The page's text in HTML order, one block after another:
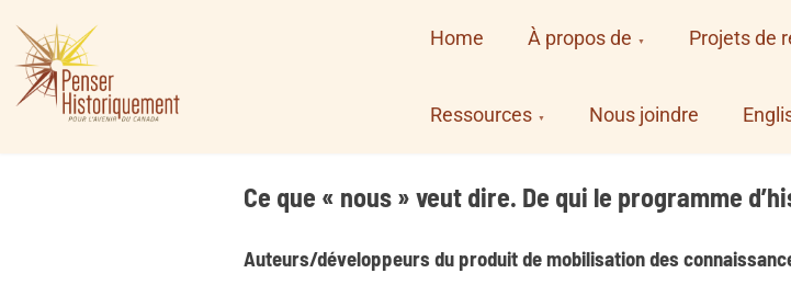
content
Home À propos de Projets de
Ressources Nous joindre
Ce que « nous » veut dire. De qui le programme
Auteurs/développeurs du produit de mobilisation des